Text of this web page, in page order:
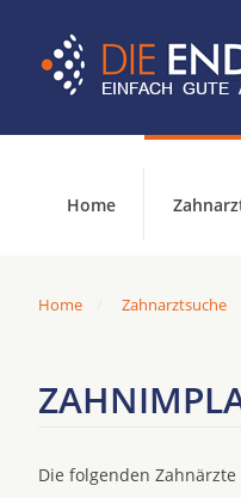
Home
Home Zahnarztsuche
Die folgenden